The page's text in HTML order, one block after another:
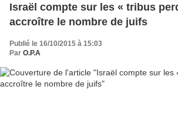
Israël compte sur les « tribus
accroître le nombre de juifs
Publié le 16/10/2015 à 15:03
Par O.P.A